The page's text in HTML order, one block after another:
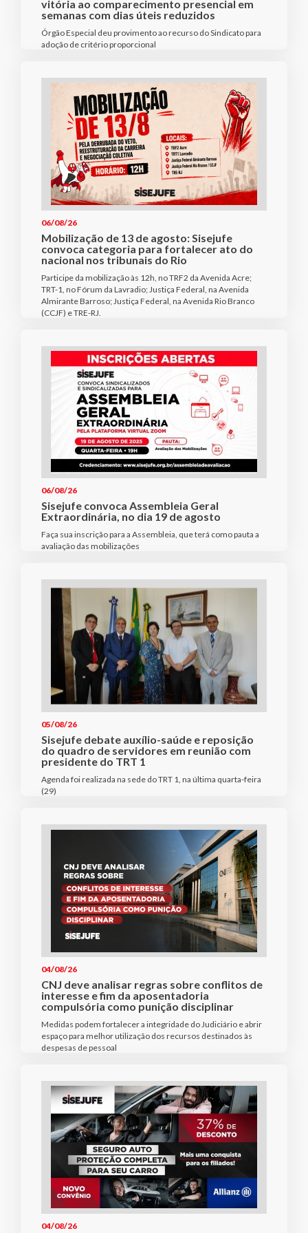
vitória ao comparecimento presencial em
semanas com dias úteis reduzidos
Órgão Especial deu provimento ao recurso do Sindicato para
adoção de critério proporcional
06/08/26
Mobilização de 13 de agosto: Sisejufe
convoca categoria para fortalecer ato do
nacional nos tribunais do Rio
Participe da mobilização às 12h, no TRF2 da Avenida Acre;
TRT-1, no Fórum da Lavradio; Justiça Federal, na Avenida
Almirante Barroso; Justiça Federal, na Avenida Rio Branco
(CCJF) e TRE-RJ.
06/08/26
Sisejufe convoca Assembleia Geral
Extraordinária, no dia 19 de agosto
Faça sua inscrição para a Assembleia, que terá como pauta a
avaliação das mobilizações
05/08/26
Sisejufe debate auxílio-saúde e reposição
do quadro de servidores em reunião com
presidente do TRT 1
Agenda foi realizada na sede do TRT 1, na última quarta-feira
(29)
04/08/26
CNJ deve analisar regras sobre conflitos de
interesse e fim da aposentadoria
compulsória como punição disciplinar
Medidas podem fortalecer a integridade do Judiciário e abrir
espaço para melhor utilização dos recursos destinados às
despesas de pessoal
04/08/26